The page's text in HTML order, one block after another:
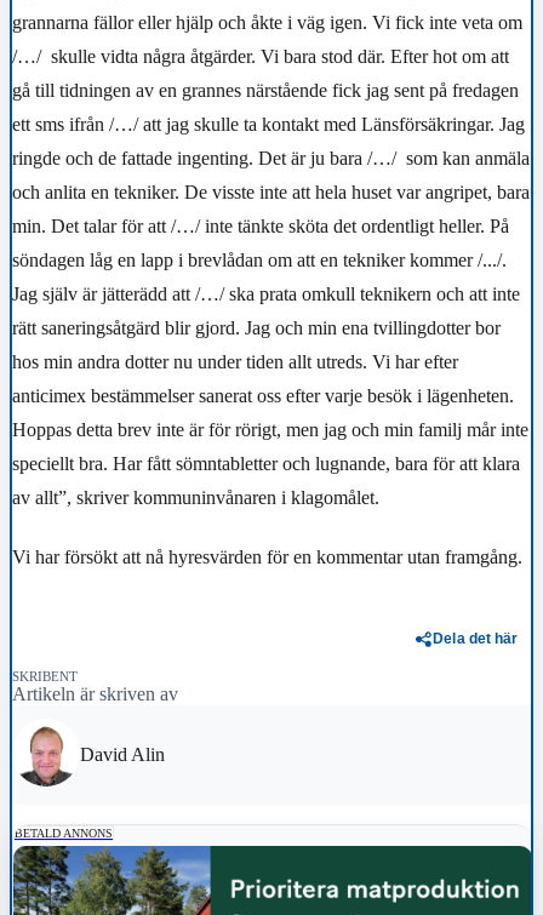
grannarna fällor eller hjälp och åkte i väg igen. Vi fick inte veta om
/…/ skulle vidta några åtgärder. Vi bara stod där. Efter hot om att
gå till tidningen av en grannes närstående fick jag sent på fredagen
ett sms ifrån /…/att jag skulle ta kontakt med Länsförsäkringar. Jag
ringde och de fattade ingenting. Det är ju bara /…/ som kan anmäla
och anlita en tekniker. De visste inte att hela huset var angripet, bara
min. Det talar för att /…/inte tänkte sköta det ordentligt heller. På
söndagen låg en lapp i brevlådan om att en tekniker kommer /.../.
Jag själv är jätterädd att /…/ska prata omkull teknikern och att inte
rätt saneringsåtgärd blir gjord. Jag och min ena tvillingdotter bor
hos min andra dotter nu under tiden allt utreds. Vi har efter
anticimex bestämmelser sanerat oss efter varje besök i lägenheten.
Hoppas detta brev inte är för rörigt, men jag och min familj mår inte
speciellt bra. Har fått sömntabletter och lugnande, bara för att klara
av allt”, skriver kommuninvånaren i klagomålet.
Vi har försökt att nå hyresvärden för en kommentar utan framgång.
Dela det här
SKRIBENT
Artikeln är skriven av
David Alin
BETALD ANNONS